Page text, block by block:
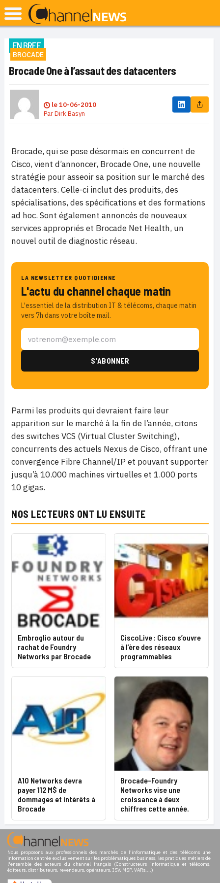
EN BREF
BROCADE
Brocade One à l’assaut des datacenters
le10-06-2010
ParDirk Basyn
Brocade, qui se pose désormais en concurrent de
Cisco, vient d’annoncer, Brocade One, une nouvelle
stratégie pour asseoir sa position sur le marché des
datacenters. Celle-ci inclut des produits, des
spécialisations, des spécifications et des formations
ad hoc. Sont également annoncés de nouveaux
services appropriés et Brocade Net Health, un
nouvel outil de diagnostic réseau.
LA NEWSLETTER QUOTIDIENNE
L'actu du channel chaque matin
L'essentiel de la distribution IT & télécoms, chaque matin
vers 7h dans votre boîte mail.
Parmi les produits qui devraient faire leur
apparition sur le marché à la fin de l’année, citons
des switches VCS (Virtual Cluster Switching),
concurrents des actuels Nexus de Cisco, offrant une
convergence Fibre Channel/IP et pouvant supporter
jusqu’à 10.000 machines virtuelles et 1.000 ports
10 gigas.
NOS LECTEURS ONT LU ENSUITE
Embroglio autour du
rachat de Foundry
Networks par Brocade
CiscoLive : Cisco s’ouvre
à l’ère des réseaux
programmables
A10 Networks devra
payer 112 M$ de
dommages et intérêts à
Brocade
Brocade-Foundry
Networks vise une
croissance à deux
chiffres cette année.
Nous proposons aux professionnels des marchés de l'informatique et des télécoms une
information centrée exclusivement sur les problématiques business, les pratiques métiers de
l'ensemble des acteurs du channel français (Constructeurs informatique et télécoms,
éditeurs, distributeurs, revendeurs, opérateurs, ISV, MSP, VARs,...)